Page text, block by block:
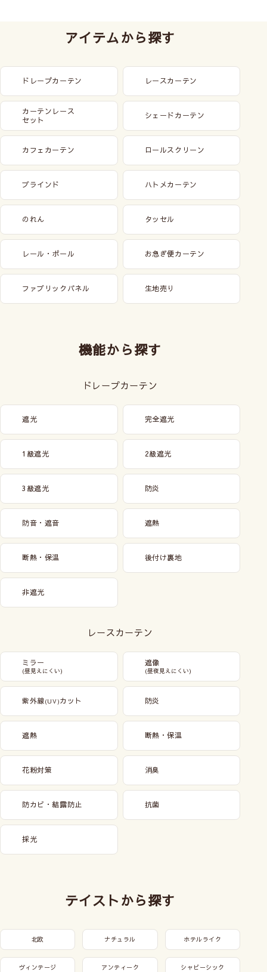
アイテムから探す
ドレープカーテン レースカーテン
カーテンレース
セット
シェードカーテン
カフェカーテン ロールスクリーン
ブラインド ハトメカーテン
のれん タッセル
レール・ポール お急ぎ便カーテン
ファブリックパネル 生地売り
機能から探す
ドレープカーテン
遮光 完全遮光
1級遮光 2級遮光
3級遮光 防炎
防音・遮音 遮熱
断熱・保温 後付け裏地
非遮光
レースカーテン
ミラー
(昼見えにくい)
遮像
(昼夜見えにくい)
紫外線(UV)カット 防炎
遮熱 断熱・保温
花粉対策 消臭
防カビ・結露防止 抗菌
採光
テイストから探す
北欧 ナチュラル ホテルライク
ヴィンテージ アンティーク シャビーシック